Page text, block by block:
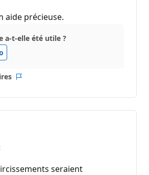
aide précieuse.
a-t-elle été utile ?
seraient